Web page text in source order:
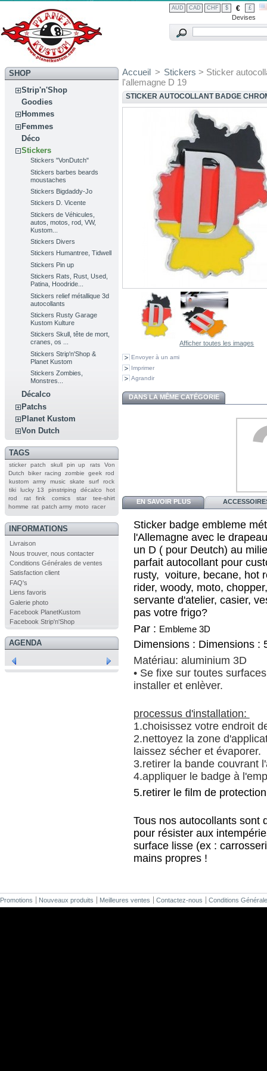
AUD CAD CHF $ € £
Devises
SHOP
Strip'n'Shop
Goodies
Hommes
Femmes
Déco
Stickers
Stickers "VonDutch"
Stickers barbes beards
moustaches
Stickers Bigdaddy-Jo
Stickers D. Vicente
Stickers de Véhicules,
autos, motos, rod, VW,
Kustom...
Stickers Divers
Stickers Humantree, Tidwell
Stickers Pin up
Stickers Rats, Rust, Used,
Patina, Hoodride...
Stickers relief métallique 3d
autocollants
Stickers Rusty Garage
Kustom Kulture
Stickers Skull, tête de mort,
cranes, os ...
Stickers Strip'n'Shop &
Planet Kustom
Stickers Zombies,
Monstres...
Décalco
Patchs
Planet Kustom
Von Dutch
TAGS
sticker patch skull pin up rats
Von
Dutch
biker racing zombie geek rod
kustom
army music skate surf
rock
tiki
lucky 13 pinstriping décalco
hot
rod
rat fink comics star
tee-shirt
homme rat patch army moto racer
INFORMATIONS
Livraison
Nous trouver, nous contacter
Conditions Générales de ventes
Satisfaction client
FAQ's
Liens favoris
Galerie photo
Facebook PlanetKustom
Facebook Strip'n'Shop
AGENDA
Accueil > Stickers > Sticker
l'allemagne D 19
STICKER AUTOCOLLANT BADGE
Afficher toutes les images
Envoyer à un ami
Imprimer
Agrandir
DANS LA MÊME CATÉGORIE
EN SAVOIR PLUS
Sticker badge embleme
l'Allemagne avec le
un D ( pour Deutch) au
parfait autocollant pour
rusty, voiture, becane, hot
rider, woody, moto,
servante d'atelier, casier,
pas votre frigo?
Par : Embleme 3D
Dimensions : Dimensions :
Matériau: aluminium 3D
• Se fixe sur toutes
installer et enlèver.
processus d'installation:
1.choisissez votre endroit
2.nettoyez la zone
laissez sécher et évaporer.
3.retirer la bande couvrant
4.appliquer le badge à
5.retirer le film de
Tous nos autocollants sont
pour résister aux
surface lisse (ex :
mains propres !
Promotions Nouveaux produits Meilleures ventes Contactez-nous Conditions